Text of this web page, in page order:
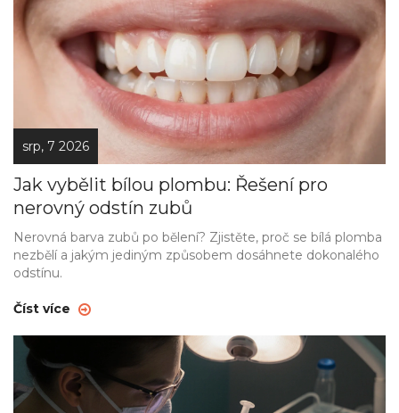
srp, 7 2026
Jak vybělit bílou plombu: Řešení pro
nerovný odstín zubů
Nerovná barva zubů po bělení? Zjistěte, proč se bílá plomba
nezbělí a jakým jediným způsobem dosáhnete dokonalého
odstínu.
Číst více